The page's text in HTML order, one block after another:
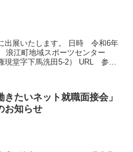
出展いたします。 日時 令和6年
江町地域スポーツセンター
堂字下馬洗田5-2） URL 参加
きたいネット就職面接会」
お知らせ